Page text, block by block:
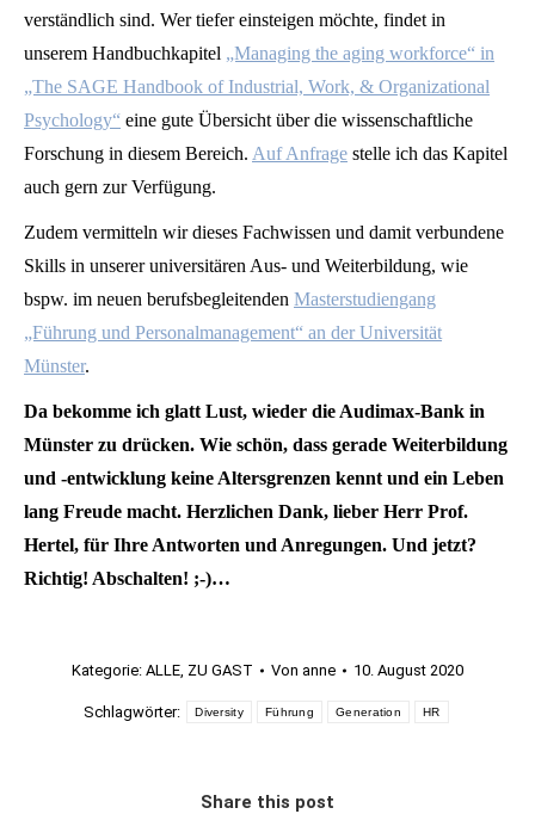
verständlich sind. Wer tiefer einsteigen möchte, findet in
unserem Handbuchkapitel „Managing the aging workforce“ in
„The SAGE Handbook of Industrial, Work, & Organizational
Psychology“ eine gute Übersicht über die wissenschaftliche
Forschung in diesem Bereich. Auf Anfrage stelle ich das Kapitel
auch gern zur Verfügung.
Zudem vermitteln wir dieses Fachwissen und damit verbundene
Skills in unserer universitären Aus- und Weiterbildung, wie
bspw. im neuen berufsbegleitenden Masterstudiengang
„Führung und Personalmanagement“ an der Universität
Münster.
Da bekomme ich glatt Lust, wieder die Audimax-Bank in
Münster zu drücken. Wie schön, dass gerade Weiterbildung
und -entwicklung keine Altersgrenzen kennt und ein Leben
lang Freude macht. Herzlichen Dank, lieber Herr Prof.
Hertel, für Ihre Antworten und Anregungen. Und jetzt?
Richtig! Abschalten! ;-)…
Kategorie: ALLE, ZU GAST Von anne 10. August 2020
Schlagwörter: Diversity Führung Generation HR
Share this post